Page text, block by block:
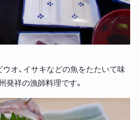
ウオ、イサキなどの魚をたたいて味
発祥の漁師料理です。